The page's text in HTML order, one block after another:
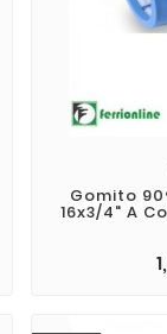
Gomito
16x3/4" A